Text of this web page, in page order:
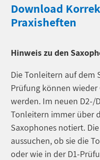
Download
Praxisheften
Hinweis zu den
Die Tonleitern auf dem
Prüfung können wieder
werden. Im neuen D2-/
Tonleitern immer über
Saxophones notiert.
aussuchen, ob sie die
oder wie in der D1-